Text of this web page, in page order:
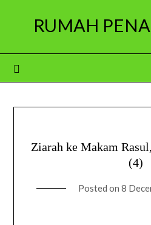
RUMAH
Ziarah ke Makam
(4)
Posted on 8